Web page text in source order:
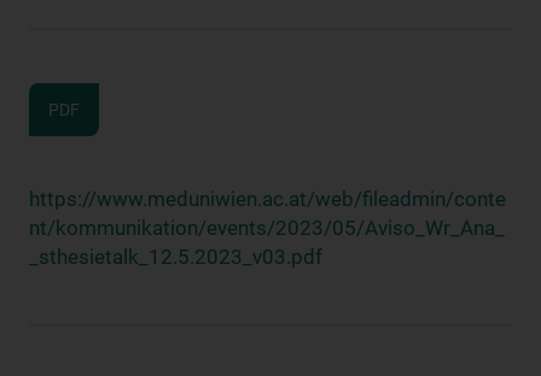
PDF
https://www.meduniwien.ac.at/web/fileadmin/conte
nt/kommunikation/events/2023/05/Aviso_Wr_Ana_
_sthesietalk_12.5.2023_v03.pdf